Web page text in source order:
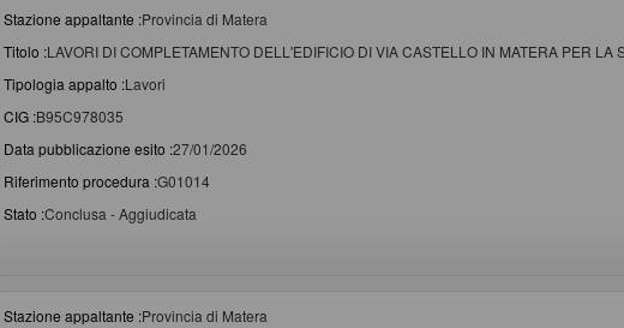
Stazione appaltante :Provincia di Matera
Titolo :LAVORI DI COMPLETAMENTO DELL'EDIFICIO DI VIA CASTELLO IN MATERA PER LA
Tipologia appalto :Lavori
CIG :B95C978035
Data pubblicazione esito :27/01/2026
Riferimento procedura :G01014
Stato :Conclusa - Aggiudicata
Stazione appaltante :Provincia di Matera